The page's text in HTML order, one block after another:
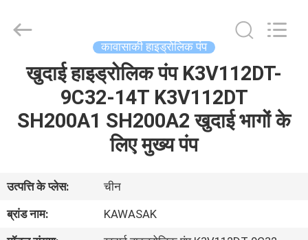
उत्पाद
वीआर
दिखाएँ
Machinery
Reserved.
कावासाकी हाइड्रोलिक पंप
खुदाई हाइड्रोलिक पंप K3V112DT-
9C32-14T K3V112DT
SH200A1 SH200A2 खुदाई भागों के
लिए मुख्य पंप
उत्पत्ति के प्लेस:
चीन
ब्रांड नाम:
KAWASAK